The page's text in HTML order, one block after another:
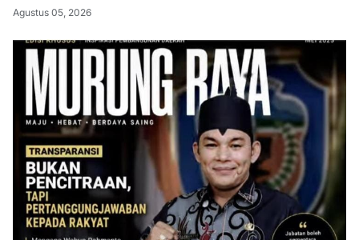
Agustus 05, 2026